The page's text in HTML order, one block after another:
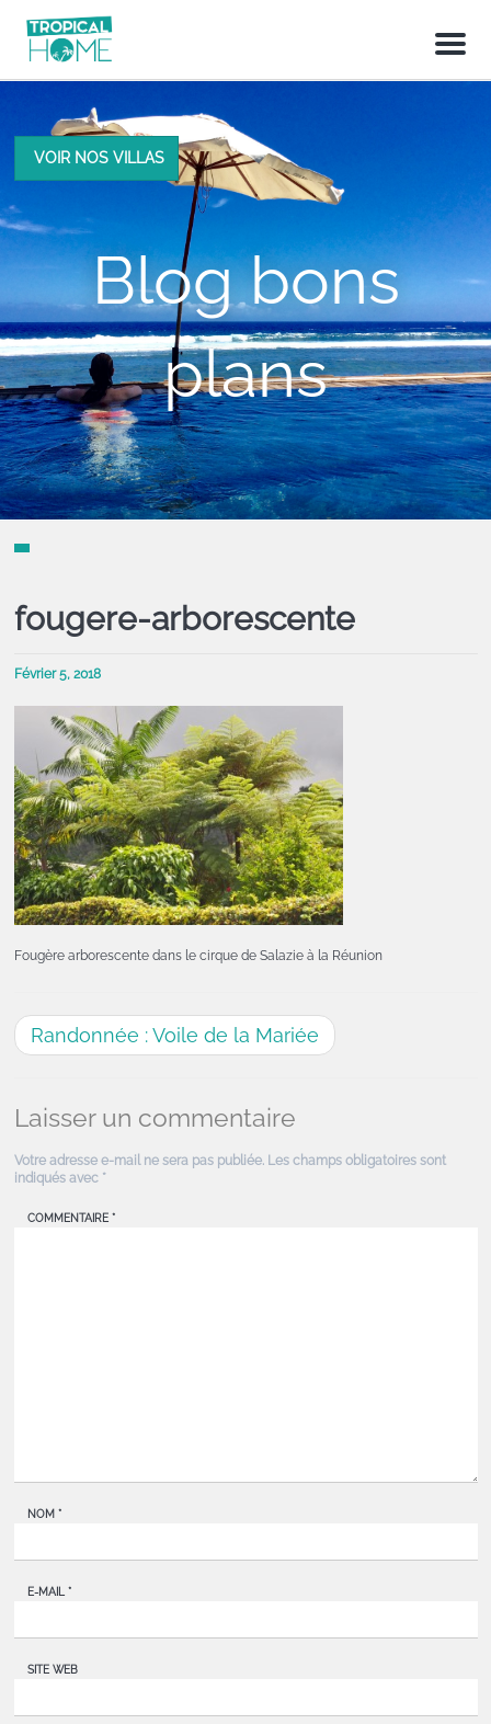
M
n
VOIR NOS VILLAS
Blog bons
plans
fougere-arborescente
Février 5, 2018
Fougère arborescente dans le cirque de Salazie à la Réunion
Randonnée : Voile de la Mariée
Laisser un commentaire
Votre adresse e-mail ne sera pas publiée. Les champs obligatoires sont
indiqués avec *
COMMENTAIRE *
NOM *
E-MAIL *
SITE WEB